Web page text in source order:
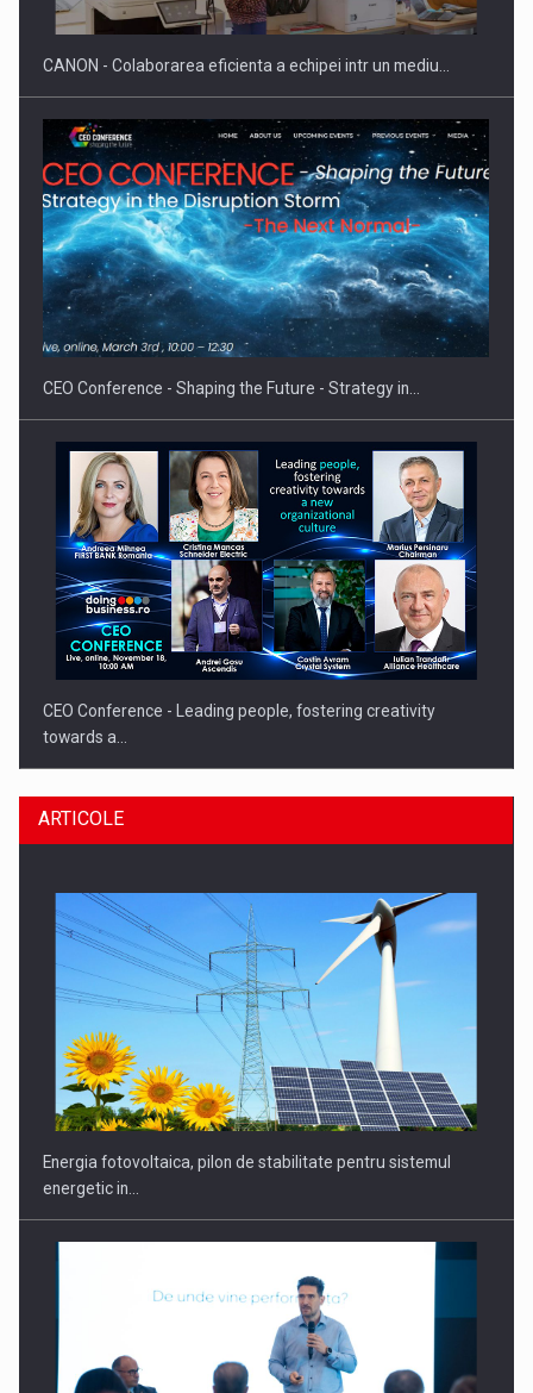
Hard Enduro Piatra Craiului 2026, fueled by benzinariile RO…
CANON - Colaborarea eficienta a echipei intr un mediu…
CEO Conference - Shaping the Future - Strategy in…
CEO Conference - Leading people, fostering creativity
towards a…
CEO Conference - Shaping The Future - Technology and…
Webinar - Business Evolution-RETHINK STRATEGY-Finantare
ARTICOLE
Energia fotovoltaica, pilon de stabilitate pentru sistemul
energetic in…